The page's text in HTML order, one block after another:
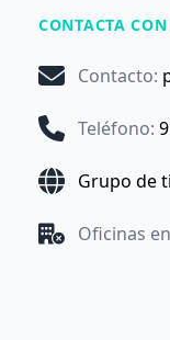
CONTACTA
Contacto:
Teléfono:
Grupo de
Oficinas